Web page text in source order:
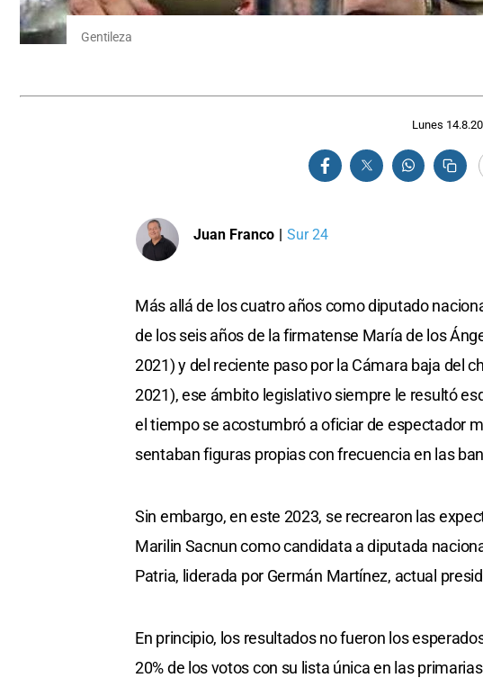
Gentileza
Lunes
Juan Franco | Sur 24
Más allá de los cuatro años como diputado
de los seis años de la firmatense María de los
2021) y del reciente paso por la Cámara baja del
2021), ese ámbito legislativo siempre le resultó
el tiempo se acostumbró a oficiar de espectador
sentaban figuras propias con frecuencia en las
Sin embargo, en este 2023, se recrearon las
Marilin Sacnun como candidata a diputada
Patria, liderada por Germán Martínez, actual
En principio, los resultados no fueron los
20% de los votos con su lista única en las